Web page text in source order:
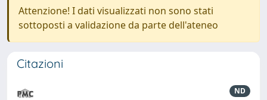
Attenzione! I dati visualizzati non sono stati
sottoposti a validazione da parte dell'ateneo
Citazioni
ND